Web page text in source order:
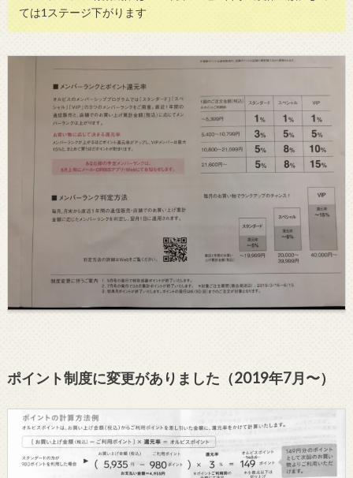
ては1ステージ下がります
ポイント制度に変更がありました（2019年7月〜）